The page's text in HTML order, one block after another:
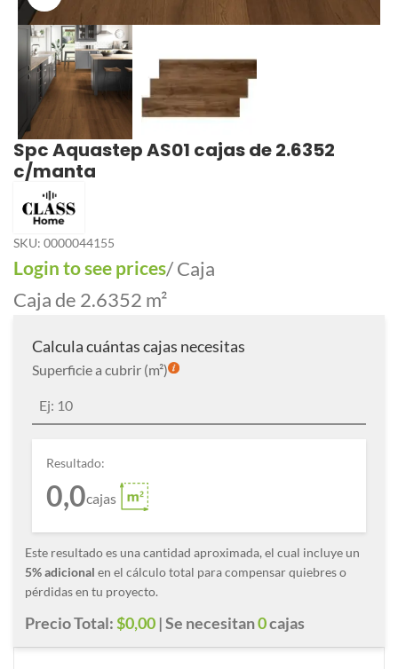
Spc Aquastep AS01 cajas de 2.6352
c/manta
SKU: 0000044155
Login to see prices/ Caja
Caja de 2.6352 m²
Calcula cuántas cajas necesitas
Superficie a cubrir (m²)
Resultado:
0,0cajas
Este resultado es una cantidad aproximada, el cual incluye un
5% adicional en el cálculo total para compensar quiebres o
pérdidas en tu proyecto.
Precio Total:$0,00| Se necesitan0cajas